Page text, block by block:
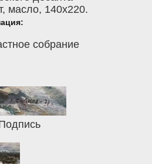
, масло, 140x220.
собрание